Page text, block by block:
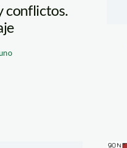
conflictos.